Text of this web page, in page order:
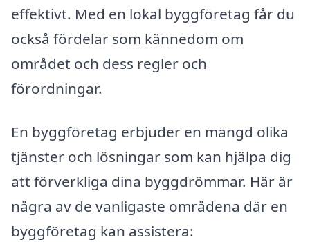
effektivt. Med en lokal byggföretag får du
också fördelar som kännedom om
området och dess regler och
förordningar.
En byggföretag erbjuder en mängd olika
tjänster och lösningar som kan hjälpa dig
att förverkliga dina byggdrömmar. Här är
några av de vanligaste områdena där en
byggföretag kan assistera: